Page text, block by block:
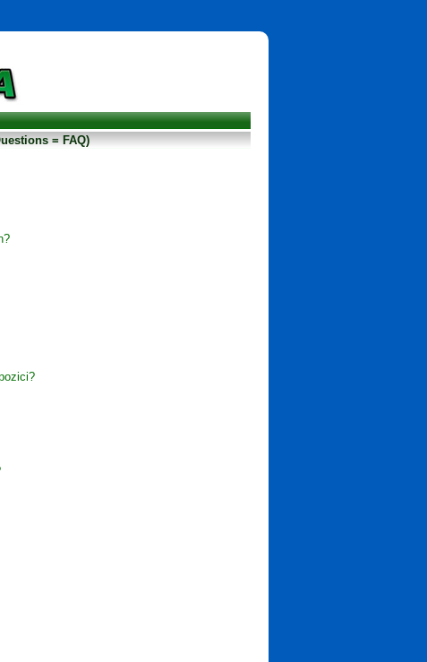
= FAQ)